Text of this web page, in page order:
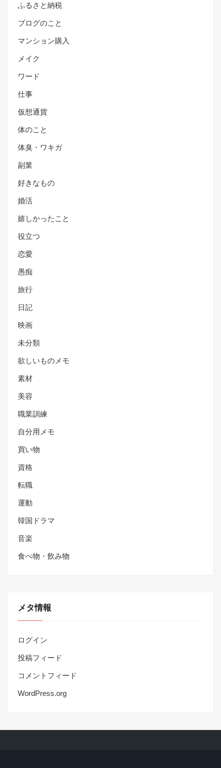
ふるさと納税
ブログのこと
マンション購入
メイク
ワード
仕事
仮想通貨
体のこと
体臭・ワキガ
副業
好きなもの
婚活
嬉しかったこと
役立つ
恋愛
愚痴
旅行
日記
映画
未分類
欲しいものメモ
素材
美容
職業訓練
自分用メモ
買い物
資格
転職
運動
韓国ドラマ
音楽
食べ物・飲み物
メタ情報
ログイン
投稿フィード
コメントフィード
WordPress.org